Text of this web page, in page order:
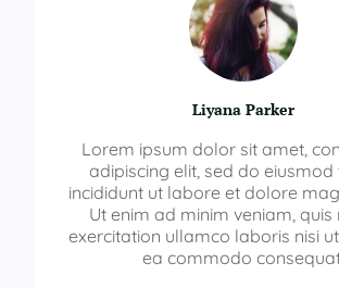
Liyana Parker
Lorem ipsum dolor sit amet,
adipiscing elit, sed do
incididunt ut labore et dolore
Ut enim ad minim veniam, quis
exercitation ullamco laboris nisi
ea commodo